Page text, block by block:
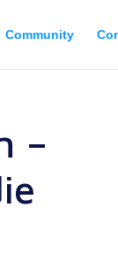
Community
–